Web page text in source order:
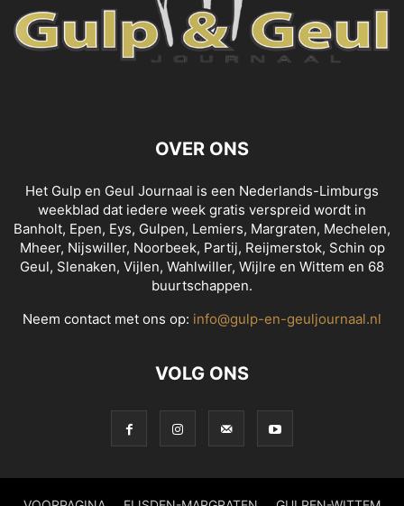
OVER ONS
Het Gulp en Geul Journaal is een Nederlands-Limburgs
weekblad dat iedere week gratis verspreid wordt in
Banholt, Epen, Eys, Gulpen, Lemiers, Margraten, Mechelen,
Mheer, Nijswiller, Noorbeek, Partij, Reijmerstok, Schin op
Geul, Slenaken, Vijlen, Wahlwiller, Wijlre en Wittem en 68
buurtschappen.
Neem contact met ons op: info@gulp-en-geuljournaal.nl
VOLG ONS